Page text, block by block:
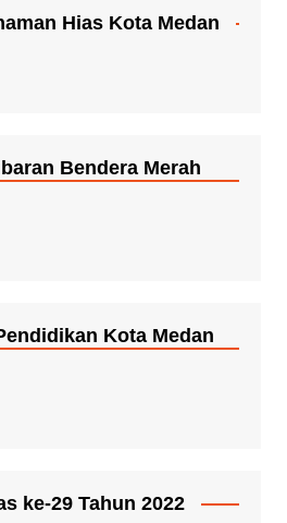
Hias Kota Medan
Bendera Merah
Kota Medan
ke-29 Tahun 2022